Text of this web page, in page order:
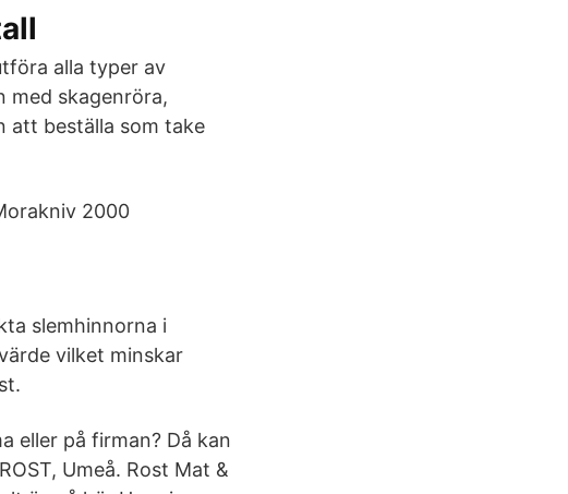
alla typer av
med skagenröra,
att beställa som take
2000
slemhinnorna i
vilket minskar
eller på firman? Då kan
Umeå. Rost Mat &